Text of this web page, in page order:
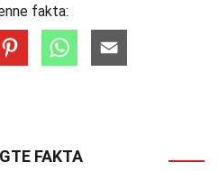
fakta:
FAKTA